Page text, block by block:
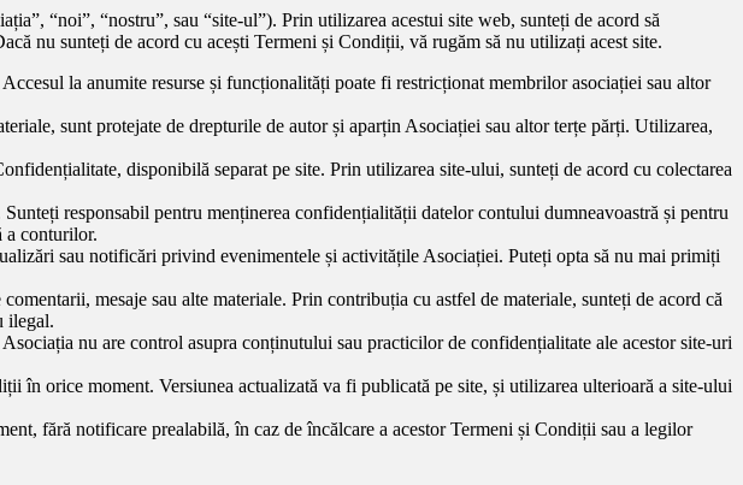
“noi”, “nostru”, sau “site-ul”). Prin utilizarea acestui site web, sunteți de acord să
nu sunteți de acord cu acești Termeni și Condiții, vă rugăm să nu utilizați acest site.
la anumite resurse și funcționalități poate fi restricționat membrilor asociației sau altor
sunt protejate de drepturile de autor și aparțin Asociației sau altor terțe părți. Utilizarea,
disponibilă separat pe site. Prin utilizarea site-ului, sunteți de acord cu colectarea
responsabil pentru menținerea confidențialității datelor contului dumneavoastră și pentru
a conturilor.
sau notificări privind evenimentele și activitățile Asociației. Puteți opta să nu mai primiți
mesaje sau alte materiale. Prin contribuția cu astfel de materiale, sunteți de acord că
ilegal.
nu are control asupra conținutului sau practicilor de confidențialitate ale acestor site-uri
în orice moment. Versiunea actualizată va fi publicată pe site, și utilizarea ulterioară a site-ului
fără notificare prealabilă, în caz de încălcare a acestor Termeni și Condiții sau a legilor